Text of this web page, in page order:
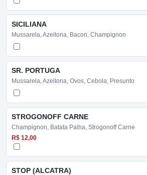
SICILIANA
Mussarela, Azeitona, Bacon, Champignon
SR. PORTUGA
Mussarela, Azeitona, Ovos, Cebola, Presunto
STROGONOFF CARNE
Champignon, Batata Palha, Strogonoff Carne
R$ 12,00
STOP (ALCATRA)